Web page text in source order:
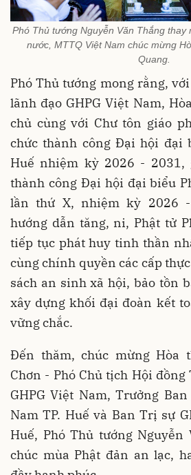
Phó Thủ tướng Nguyễn Văn Thắng thay
nước, MTTQ Việt Nam chúc mừng
Quang.
Phó Thủ tướng mong rằng,
lãnh đạo GHPG Việt Nam,
chủ cùng với Chư tôn giáo
chức thành công Đại hội đại
Huế nhiệm kỳ 2026 - 2031,
thành công Đại hội đại biểu
lần thứ X, nhiệm kỳ 2026
hướng dẫn tăng, ni, Phật tử
tiếp tục phát huy tinh thần
cùng chính quyền các cấp
sách an sinh xã hội, bảo tồn
xây dựng khối đại đoàn kết
vững chắc.
Đến thăm, chúc mừng Hòa
Chơn - Phó Chủ tịch Hội
GHPG Việt Nam, Trưởng
Nam TP. Huế và Ban Trị sự
Huế, Phó Thủ tướng Nguyễn
chúc mùa Phật đản an lạc,